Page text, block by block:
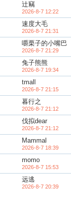
辻竊
2026-8-7 12:22
速度大毛
2026-8-7 21:31
嚼栗子的小嘴巴
2026-8-7 21:29
兔子熊熊
2026-8-7 19:34
tmall
2026-8-7 21:15
暮行之
2026-8-7 21:12
伐拟dear
2026-8-7 21:12
Mammal
2026-8-7 18:39
momo
2026-8-7 15:53
远逃
2026-8-7 20:39